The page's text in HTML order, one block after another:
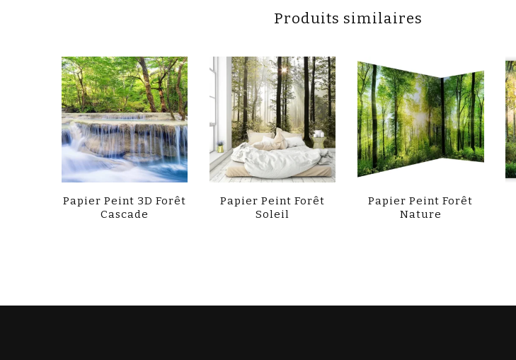
Produits similaires
Papier Peint 3D Forêt
Cascade
Papier Peint Forêt
Soleil
Papier Peint Forêt
Nature